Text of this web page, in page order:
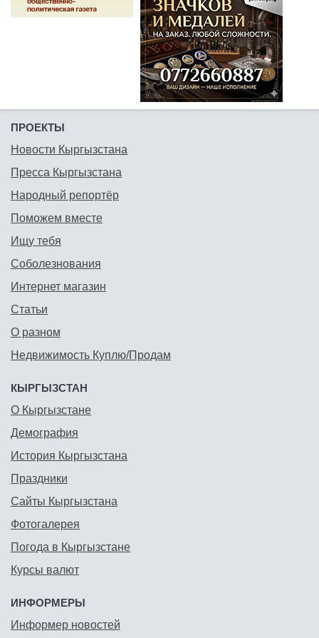
ПРОЕКТЫ
Новости Кыргызстана
Пресса Кыргызстана
Народный репортёр
Поможем вместе
Ищу тебя
Соболезнования
Интернет магазин
Статьи
О разном
Недвижимость Куплю/Продам
КЫРГЫЗСТАН
О Кыргызстане
Демография
История Кыргызстана
Праздники
Сайты Кыргызстана
Фотогалерея
Погода в Кыргызстане
Курсы валют
ИНФОРМЕРЫ
Информер новостей